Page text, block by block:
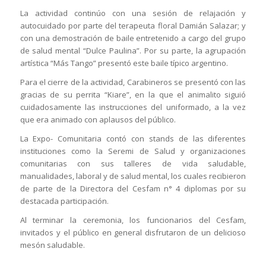
La actividad continúo con una sesión de relajación y
autocuidado por parte del terapeuta floral Damián Salazar; y
con una demostración de baile entretenido a cargo del grupo
de salud mental “Dulce Paulina”. Por su parte, la agrupación
artística “Más Tango” presentó este baile típico argentino.
Para el cierre de la actividad, Carabineros se presentó con las
gracias de su perrita “Kiare”, en la que el animalito siguió
cuidadosamente las instrucciones del uniformado, a la vez
que era animado con aplausos del público.
La Expo- Comunitaria contó con stands de las diferentes
instituciones como la Seremi de Salud y organizaciones
comunitarias con sus talleres de vida saludable,
manualidades, laboral y de salud mental, los cuales recibieron
de parte de la Directora del Cesfam n° 4 diplomas por su
destacada participación.
Al terminar la ceremonia, los funcionarios del Cesfam,
invitados y el público en general disfrutaron de un delicioso
mesón saludable.